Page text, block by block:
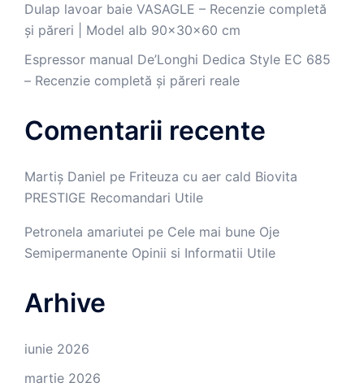
Dulap lavoar baie VASAGLE – Recenzie completă
și păreri | Model alb 90x30x60 cm
Espressor manual De’Longhi Dedica Style EC 685
– Recenzie completă și păreri reale
Comentarii recente
Martiș Daniel pe Friteuza cu aer cald Biovita
PRESTIGE Recomandari Utile
Petronela amariutei pe Cele mai bune Oje
Semipermanente Opinii si Informatii Utile
Arhive
iunie 2026
martie 2026